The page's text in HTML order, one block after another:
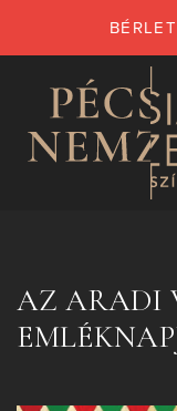
AZ ARADI